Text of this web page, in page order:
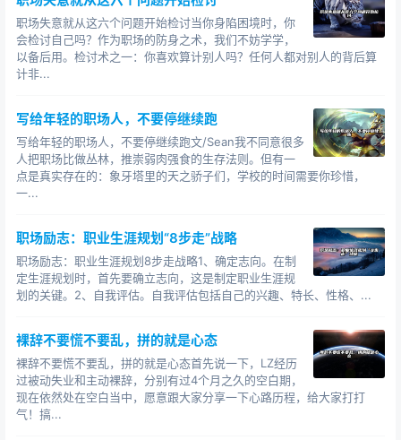
关于“没心情”。工作上碰到一些烦心的事情，在所难
免。但是你不能因为工作上的一些烦心事儿，而妨碍你去
潇洒的生活。我们应该学会把工作和生活放在两个不同的
方格里，工作是工作，生活是生活。下班之后，就请将这
些焦虑和压力统统的留在工作的方格里，然后换上好心
情，开启一个全新的方格用来生活。
你要知道，工作上碰到的很多烦心事，并不会因为一
个人的过度担忧而得到有效解决。但是假如你能够把工作
带来一个美好的心情，而且好心情又会反过来促进工作上
问题的解决。
没钱、没时间、没心情，并不会妨碍你潇洒的活着。
积极豁达的生活态度。
简单总结一下吧：只要你有一颗充满生活情趣的心，
或者是有那么一两项专业级别的兴趣爱好，或者是能把钱
和时间用对地方，或者是能够保持着一种积极豁达的生活
职场失意就从这六个问题开始检讨当你身陷困境时，你
会检讨自己吗？作为职场的防身之术，我们不妨学学，
以备后用。检讨术之一：你喜欢算计别人吗？任何人都对别人的背后算
计非...
写给年轻的职场人，不要停继续跑
写给年轻的职场人，不要停继续跑文/Sean我不同意很多
人把职场比做丛林，推崇弱肉强食的生存法则。但有一
点是真实存在的：象牙塔里的天之骄子们，学校的时间需要你珍惜，
一...
职场励志：职业生涯规划“8步走”战略
职场励志：职业生涯规划8步走战略1、确定志向。在制
定生涯规划时，首先要确立志向，这是制定职业生涯规
划的关键。2、自我评估。自我评估包括自己的兴趣、特长、性格、...
裸辞不要慌不要乱，拼的就是心态
裸辞不要慌不要乱，拼的就是心态首先说一下，LZ经历
过被动失业和主动裸辞，分别有过4个月之久的空白期，
现在依然处在空白当中，愿意跟大家分享一下心路历程，给大家打打
气！搞...